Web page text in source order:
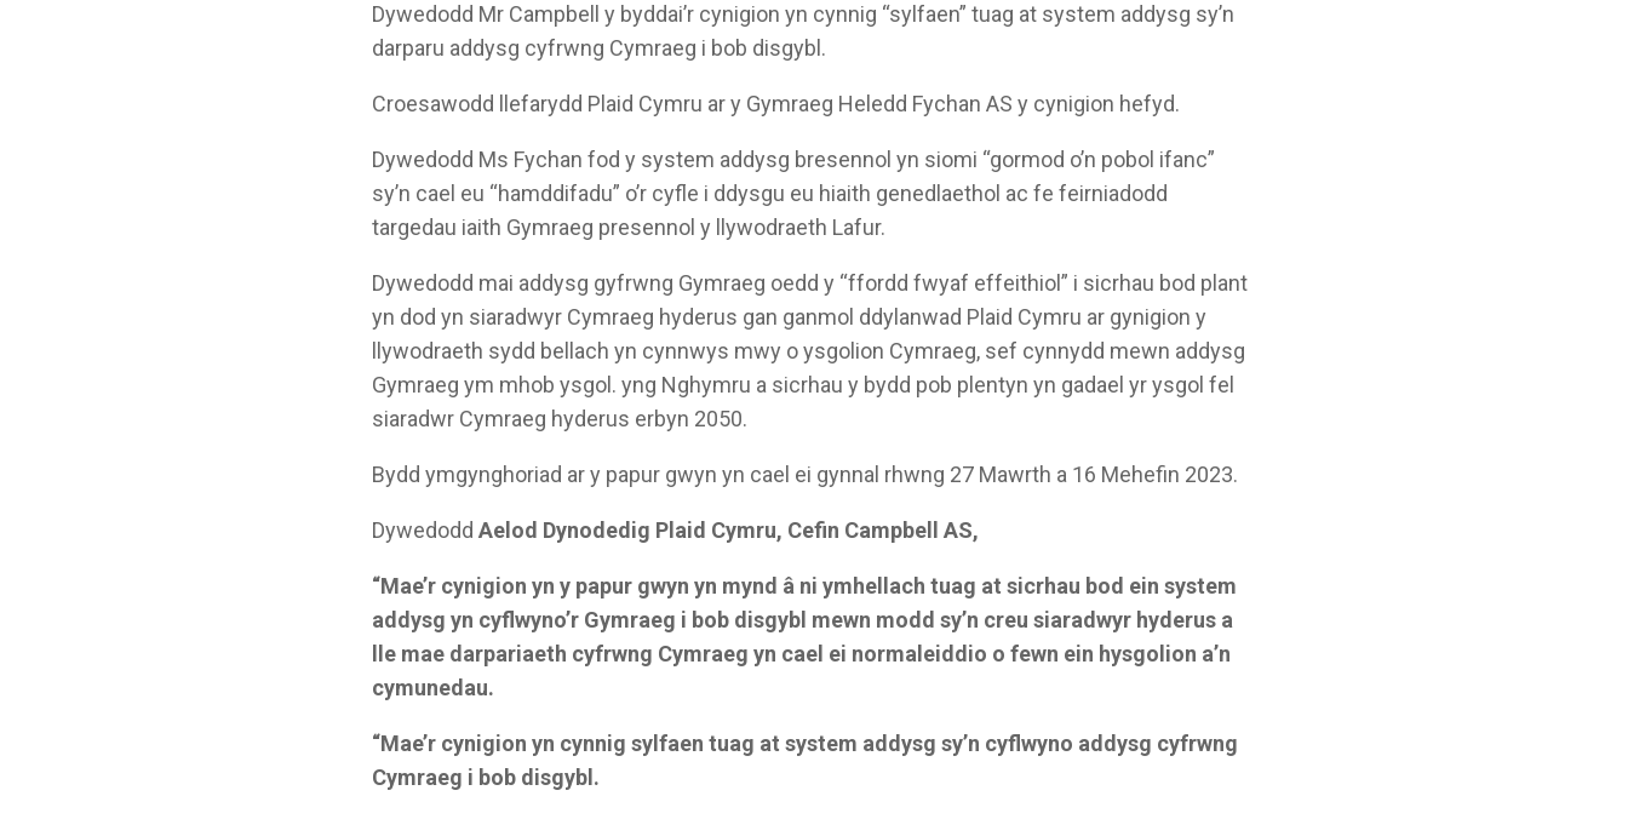
Dywedodd Mr Campbell y byddai’r cynigion yn cynnig “sylfaen” tuag at system addysg sy’n
darparu addysg cyfrwng Cymraeg i bob disgybl.
Croesawodd llefarydd Plaid Cymru ar y Gymraeg Heledd Fychan AS y cynigion hefyd.
Dywedodd Ms Fychan fod y system addysg bresennol yn siomi “gormod o’n pobol ifanc”
sy’n cael eu “hamddifadu” o’r cyfle i ddysgu eu hiaith genedlaethol ac fe feirniadodd
targedau iaith Gymraeg presennol y llywodraeth Lafur.
Dywedodd mai addysg gyfrwng Gymraeg oedd y “ffordd fwyaf effeithiol” i sicrhau bod plant
yn dod yn siaradwyr Cymraeg hyderus gan ganmol ddylanwad Plaid Cymru ar gynigion y
llywodraeth sydd bellach yn cynnwys mwy o ysgolion Cymraeg, sef cynnydd mewn addysg
Gymraeg ym mhob ysgol. yng Nghymru a sicrhau y bydd pob plentyn yn gadael yr ysgol fel
siaradwr Cymraeg hyderus erbyn 2050.
Bydd ymgynghoriad ar y papur gwyn yn cael ei gynnal rhwng 27 Mawrth a 16 Mehefin 2023.
Dywedodd Aelod Dynodedig Plaid Cymru, Cefin Campbell AS,
“Mae’r cynigion yn y papur gwyn yn mynd â ni ymhellach tuag at sicrhau bod ein system
addysg yn cyflwyno’r Gymraeg i bob disgybl mewn modd sy’n creu siaradwyr hyderus a
lle mae darpariaeth cyfrwng Cymraeg yn cael ei normaleiddio o fewn ein hysgolion a’n
cymunedau.
“Mae’r cynigion yn cynnig sylfaen tuag at system addysg sy’n cyflwyno addysg cyfrwng
Cymraeg i bob disgybl.